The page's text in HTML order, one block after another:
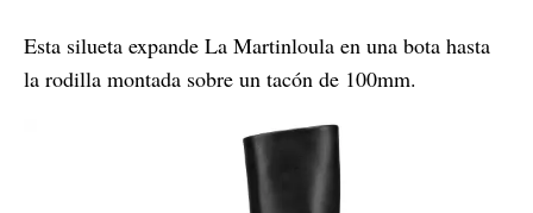
Esta silueta expande La Martinloula en una bota hasta
la rodilla montada sobre un tacón de 100mm.